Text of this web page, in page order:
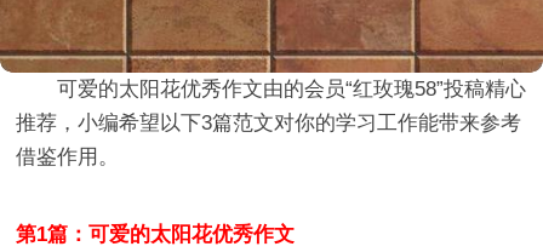
可爱的太阳花优秀作文由的会员“红玫瑰58”投稿精心
推荐，小编希望以下3篇范文对你的学习工作能带来参考
借鉴作用。
第1篇：可爱的太阳花优秀作文